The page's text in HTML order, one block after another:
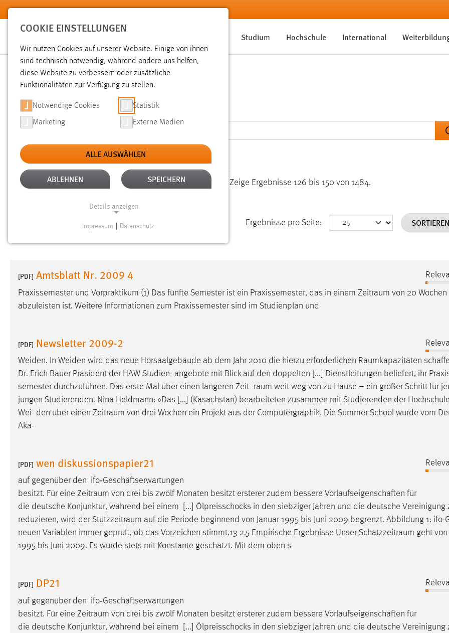
Zum Hauptinhalt springen
Studium Hochschule International
SUCHE
Aktive Filter: TYP: DATEIEN ALLE FILTER ENTFERNEN
Gesucht nach "raum". Es wurden 1484 Ergebnisse gefunden. Zeige Ergebnisse 126 bis 150 von 1484.
Ergebnisse pro Seite:
[PDF] Amtsblatt Nr. 2009 4
Praxissemester und Vorpraktikum (1) Das fünfte Semester ist ein Praxissemester, das in einem Zeitraum von 20 Wochen
abzuleisten ist. Weitere Informationen zum Praxissemester sind im Studienplan und
[PDF] Newsletter 2009-2
Weiden. In Weiden wird das neue Hörsaalgebäude ab dem Jahr 2010 die hierzu erforderlichen Raumkapazitäten
Dr. Erich Bauer Präsident der HAW Studien- angebote mit Blick auf den doppelten [...] Dienstleitungen beliefert, ihr
semester durchzuführen. Das erste Mal über einen längeren Zeit- raum weit weg von zu Hause – ein großer Schritt für
jungen Studierenden. Nina Heldmann: »Das [...] (Kasachstan) bearbeiteten zusammen mit Studierenden der
Wei- den über einen Zeitraum von drei Wochen ein Projekt aus der Computergraphik. Die Summer School wurde vom
Aka-
[PDF] wen diskussionspapier21
auf gegenüber den ifo‐Geschäftserwartungen
besitzt. Für eine Zeitraum von drei bis zwölf Monaten besitzt ersterer zudem bessere Vorlaufseigenschaften für
die deutsche Konjunktur, während bei einem [...] Ölpreisschocks in den siebziger Jahren und die deutsche Vereinigung
reduzieren, wird derStützzeitraum auf die Periode beginnend von Januar 1995 bis Juni 2009 begrenzt. Abbildung 1: ifo-
neuen Variablen immer geprüft, ob das Vorzeichen stimmt.13 2.5 Empirische Ergebnisse UnserSchätzzeitraum geht von
1995 bis Juni 2009. Es wurde stets mit Konstante geschätzt. Mit dem oben s
[PDF] DP21
auf gegenüber den ifo‐Geschäftserwartungen
besitzt. Für eine Zeitraum von drei bis zwölf Monaten besitzt ersterer zudem bessere Vorlaufseigenschaften für
die deutsche Konjunktur, während bei einem [...] Ölpreisschocks in den siebziger Jahren und die deutsche Vereinigung
COOKIE EINSTELLUNGEN
Wir nutzen Cookies auf unserer Website. Einige von ihnen
sind technisch notwendig, während andere uns helfen,
diese Website zu verbessern oder zusätzliche
Funktionalitäten zur Verfügung zu stellen.
Notwendige Cookies Statistik
Marketing Externe Medien
ALLE AUSWÄHLEN
ABLEHNEN SPEICHERN
Details anzeigen
Website erforderlich.
Einverständnis
Zweck:
ausgewählten Einverständnis-Optionen
des Benutzers
Cookie Laufzeit: 1 Jahr
Performance
eingeloggt ist.
Sprachpräferenz
Name: site-language-preference
Zweck:
Das Cookie speichert die gewählte
Sprache der Website.
Chat
Name:
MibewSessionID, MIBEW_UserID,
mibew_locale, mibew-chat-frame-style-
Impressum Datenschutz